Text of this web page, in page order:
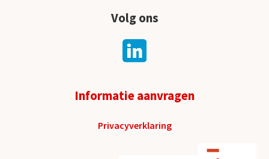
Volg ons
Informatie aanvragen
Privacyverklaring